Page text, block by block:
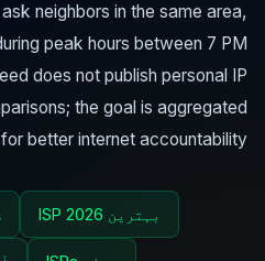
neighbors in the same area,
peak hours between 7 PM
does not publish personal IP
the goal is aggregated
better internet accountability.
بہترین ISP 2026